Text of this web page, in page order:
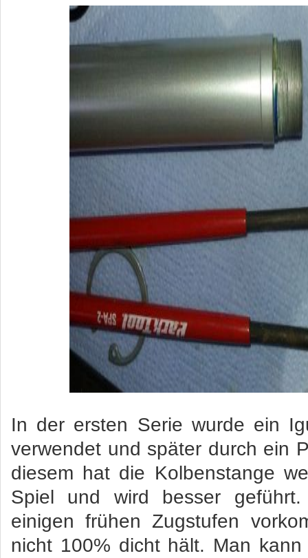
In der ersten Serie wurde ein
verwendet und später durch ein
diesem hat die Kolbenstange
Spiel und wird besser
einigen frühen Zugstufen
nicht 100% dicht hält. Man